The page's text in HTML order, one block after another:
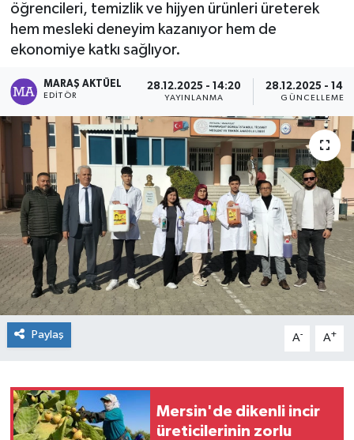
öğrencileri, temizlik ve hijyen ürünleri üreterek
hem mesleki deneyim kazanıyor hem de
ekonomiye katkı sağlıyor.
MARAŞ AKTÜEL
EDITÖR
28.12.2025 - 14:20
YAYINLANMA
28.12.2025 -
GÜNCELLEME
Paylaş A- A+
Mersin'de dikenli incir
üreticilerinin zorlu
Dünya